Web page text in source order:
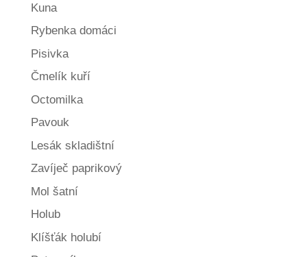
Kuna
Rybenka domáci
Pisivka
Čmelík kuří
Octomilka
Pavouk
Lesák skladištní
Zavíječ paprikový
Mol šatní
Holub
Klíšťák holubí